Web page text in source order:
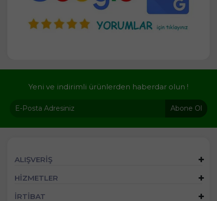
Yeni ve indirimli ürünlerden haberdar olun !
Abone Ol
ALIŞVERİŞ
HİZMETLER
İRTİBAT